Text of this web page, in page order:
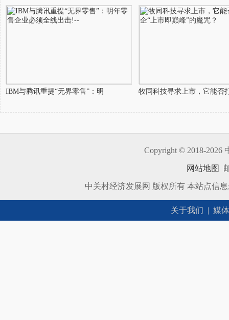
IBM与腾讯重提“无界零售”：明 牧同科技寻求上市，它能否
Copyright © 2018-2026
网站地图
中关村经济发展网 版权所有 本站点信
关于我们 | 媒